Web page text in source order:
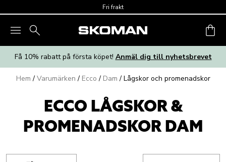
Fri frakt
Få 10% rabatt på första köpet! Anmäl dig till nyhetsbrevet
Hem / Varumärken / Ecco / Dam / Lågskor och promenadskor
ECCO LÅGSKOR &
PROMENADSKOR DAM